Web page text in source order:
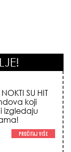
SU HIT
koji
izgledaju